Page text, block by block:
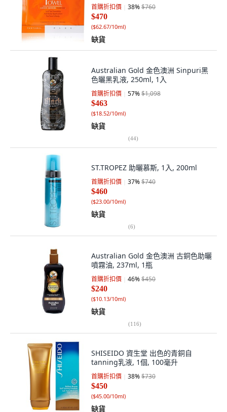
首購折扣價 38%$760
$470
($62.67/10ml)
缺貨
Australian Gold 金色澳洲 Sinpuri黑
色曬黑乳液, 250ml, 1入
首購折扣價 57%$1,098
$463
($18.52/10ml)
缺貨
(44)
ST.TROPEZ 助曬慕斯, 1入, 200ml
首購折扣價 37%$740
$460
($23.00/10ml)
缺貨
(6)
Australian Gold 金色澳洲 古銅色助曬
噴霧油, 237ml, 1瓶
首購折扣價 46%$450
$240
($10.13/10ml)
缺貨
(116)
SHISEIDO 資生堂 出色的青銅自
tanning乳液, 1個, 100毫升
首購折扣價 38%$730
$450
($45.00/10ml)
缺貨